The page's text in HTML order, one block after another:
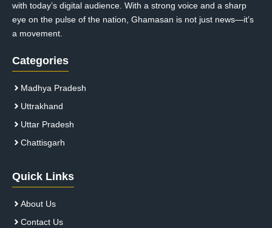
with today’s digital audience. With a strong voice and a sharp
eye on the pulse of the nation, Ghamasan is not just news—it’s
a movement.
Categories
Madhya Pradesh
Uttrakhand
Uttar Pradesh
Chattisgarh
Quick Links
About Us
Contact Us